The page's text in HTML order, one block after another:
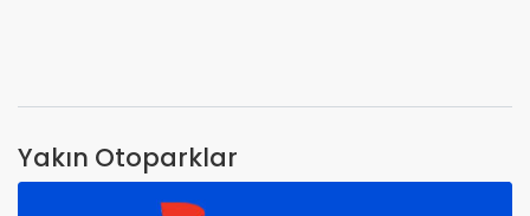
Yakın Otoparklar